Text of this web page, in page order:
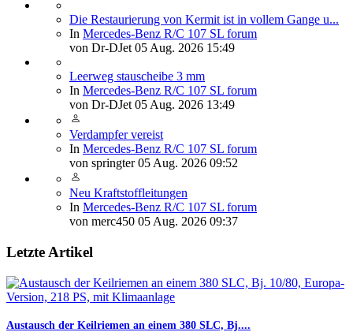
Die Restaurierung von Kermit ist in vollem Gange u...
In Mercedes-Benz R/C 107 SL forum
von Dr-DJet 05 Aug. 2026 15:49
Leerweg stauscheibe 3 mm
In Mercedes-Benz R/C 107 SL forum
von Dr-DJet 05 Aug. 2026 13:49
Verdampfer vereist
In Mercedes-Benz R/C 107 SL forum
von springter 05 Aug. 2026 09:52
Neu Kraftstoffleitungen
In Mercedes-Benz R/C 107 SL forum
von merc450 05 Aug. 2026 09:37
Letzte Artikel
Austausch der Keilriemen an einem 380 SLC, Bj....